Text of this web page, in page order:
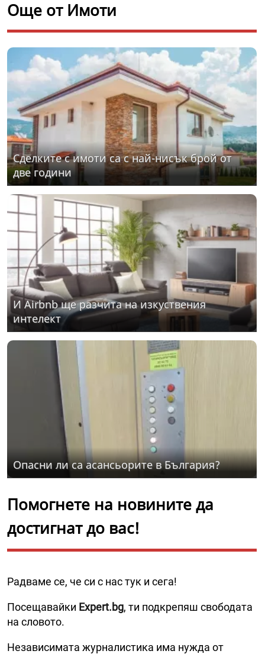
Още от Имоти
Сделките с имоти са с най-нисък брой от
две години
И Airbnb ще разчита на изкуствения
интелект
Опасни ли са асансьорите в България?
Помогнете на новините да
достигнат до вас!
Радваме се, че си с нас тук и сега!
Посещавайки Expert.bg, ти подкрепяш свободата
на словото.
Независимата журналистика има нужда от